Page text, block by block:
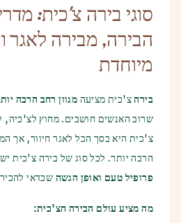
סוגי בירה צ'כית:
הבירה, מבירה לאגר
מיוחדת
בירהצ'כית מציעה מגוון רחב הרבה
שרוב האנשים חושבים. מחוץ לצ'כיה,
צ'כית היא בסך הכל לאגר חיוור, אך
הרבה יותר. לכל סוג של בירה צ'כית יש
פרופיל טעם ואופן הגשה שכדאי
מה מציע עולם הבירה הצ'כית: